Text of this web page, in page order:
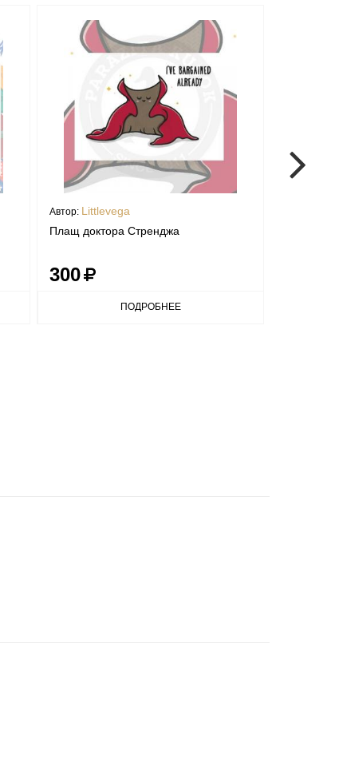
Автор: Littlevega
Плащ доктора Стренджа
300
ПОДРОБНЕЕ